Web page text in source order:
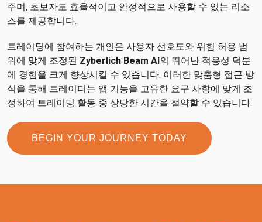
주며, 초보자도 효율적이고 안정적으로 사용할 수 있는 리소
스를 제공합니다.
트레이딩에 참여하는 개인은 사용자 선호도와 위험 허용 범
위에 맞게 조정된 Zyberlich Beam AI의 뛰어난 적응성 덕분
에 경험을 크게 향상시킬 수 있습니다. 이러한 맞춤형 접근 방
식을 통해 트레이더는 앱 기능을 고유한 요구 사항에 맞게 조
정하여 트레이딩 활동 중 상당한 시간을 절약할 수 있습니다.
BEGIN YOUR JOURNEY TODAY